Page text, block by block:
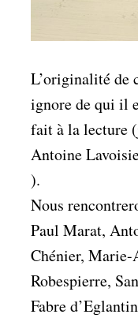
L’originalité de
ignore de qui il
fait à la lecture
Antoine
).
Nous
Paul Marat,
Chénier,
Robespierre,
Fabre